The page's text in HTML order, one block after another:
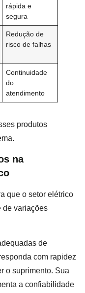
rápida e
segura
Redução de
risco de falhas
Continuidade
do
atendimento
produtos
na
que o setor elétrico
de variações
de
com rapidez
o suprimento. Sua
a confiabilidade